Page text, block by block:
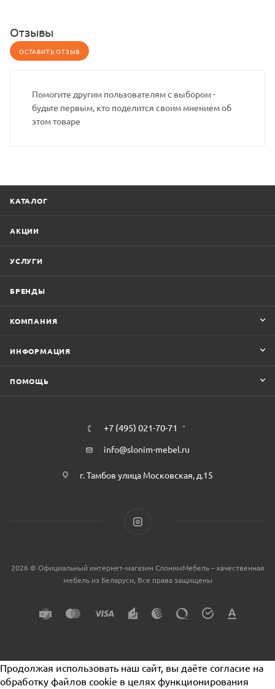
Отзывы
ОСТАВИТЬ ОТЗЫВ
Помогите другим пользователям с выбором -
будьте первым, кто поделится своим мнением об
этом товаре
КАТАЛОГ
АКЦИИ
УСЛУГИ
БРЕНДЫ
КОМПАНИЯ
ИНФОРМАЦИЯ
ПОМОЩЬ
+7 (495) 021-70-71
info@slonim-mebel.ru
г. Тамбов улица Московская, д.15
2026 © Официальный интернет-магазин СлонимМебель – качественная
мебель из Беларуси, Все права защищены
Продолжая использовать наш сайт, вы даёте согласие на
обработку файлов cookie в целях функционирования